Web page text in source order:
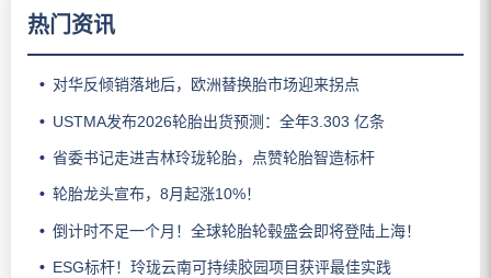
热门资讯
对华反倾销落地后，欧洲替换胎市场迎来拐点
USTMA发布2026轮胎出货预测：全年3.303 亿条
省委书记走进吉林玲珑轮胎，点赞轮胎智造标杆
轮胎龙头宣布，8月起涨10%！
倒计时不足一个月！全球轮胎轮毂盛会即将登陆上海！
ESG标杆！玲珑云南可持续胶园项目获评最佳实践